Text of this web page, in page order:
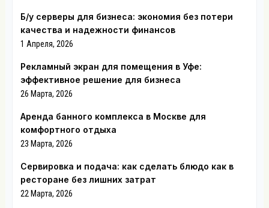
Б/у серверы для бизнеса: экономия без потери
качества и надежности финансов
1 Апреля, 2026
Рекламный экран для помещения в Уфе:
эффективное решение для бизнеса
26 Марта, 2026
Аренда банного комплекса в Москве для
комфортного отдыха
23 Марта, 2026
Сервировка и подача: как сделать блюдо как в
ресторане без лишних затрат
22 Марта, 2026